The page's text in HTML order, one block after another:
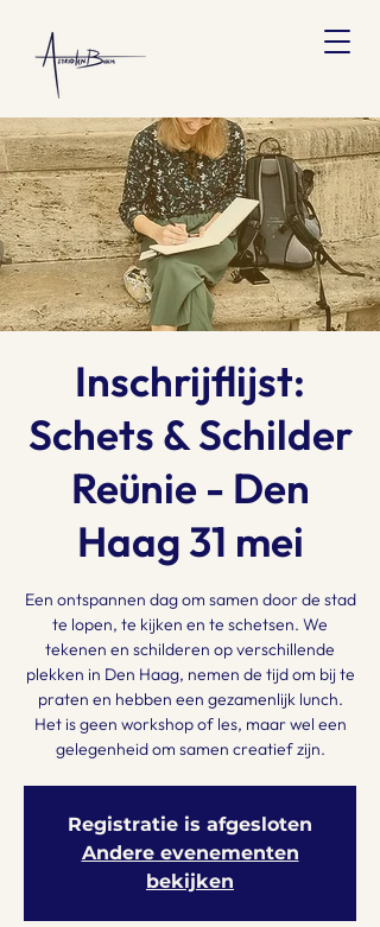
Inschrijflijst:
Schets & Schilder
Reünie - Den
Haag 31 mei
Een ontspannen dag om samen door de stad
te lopen, te kijken en te schetsen. We
tekenen en schilderen op verschillende
plekken in Den Haag, nemen de tijd om bij te
praten en hebben een gezamenlijk lunch.
Het is geen workshop of les, maar wel een
gelegenheid om samen creatief zijn.
Registratie is afgesloten
Andere evenementen
bekijken